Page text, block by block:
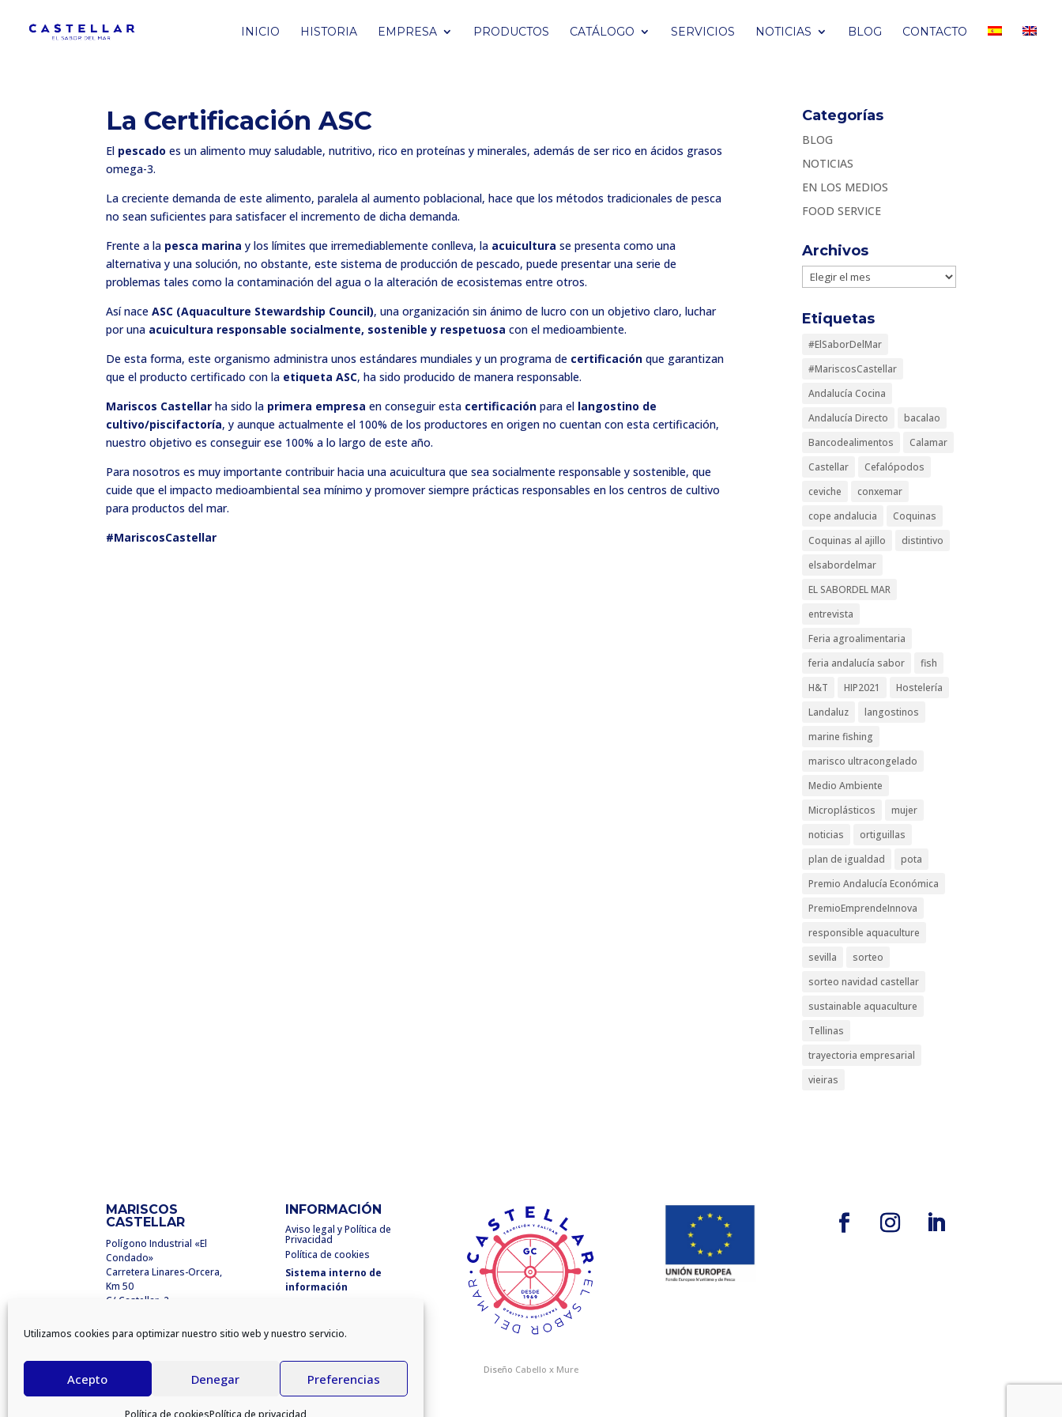
Utilizamos cookies para optimizar nuestro sitio web y nuestro servicio.
Acepto Denegar Preferencias
Política de cookiesPolítica de privacidad
INICIO HISTORIA EMPRESA PRODUCTOS CATÁLOGO SERVICIOS NOTICIAS BLOG CONTACTO
La Certificación ASC
El pescado es un alimento muy saludable, nutritivo, rico en proteínas y minerales, además de ser rico en ácidos grasos
omega-3.
La creciente demanda de este alimento, paralela al aumento poblacional, hace que los métodos tradicionales de pesca
no sean suficientes para satisfacer el incremento de dicha demanda.
Frente a la pesca marina y los límites que irremediablemente conlleva, la acuicultura se presenta como una
alternativa y una solución, no obstante, este sistema de producción de pescado, puede presentar una serie de
problemas tales como la contaminación del agua o la alteración de ecosistemas entre otros.
Así naceASC (Aquaculture Stewardship Council), una organización sin ánimo de lucro con un objetivo claro, luchar
por una acuicultura responsable socialmente, sostenible y respetuosa con el medioambiente.
De esta forma, este organismo administra unos estándares mundiales y un programa de certificación que garantizan
que el producto certificado con la etiqueta ASC, ha sido producido de manera responsable.
Mariscos Castellar ha sido la primera empresa en conseguir esta certificación para el langostino de
cultivo/piscifactoría, y aunque actualmente el 100% de los productores en origen no cuentan con esta certificación,
nuestro objetivo es conseguir ese 100% a lo largo de este año.
Para nosotros es muy importante contribuir hacia una acuicultura que sea socialmente responsable y sostenible, que
cuide que el impacto medioambiental sea mínimo y promover siempre prácticas responsables en los centros de cultivo
para productos del mar.
#MariscosCastellar
Categorías
BLOG
NOTICIAS
EN LOS MEDIOS
FOOD SERVICE
Archivos
Archivos
Etiquetas
#ElSaborDelMar
#MariscosCastellar
Andalucía Cocina
Andalucía Directo
bacalao
Bancodealimentos
Calamar
Castellar
Cefalópodos
ceviche
conxemar
cope andalucia
Coquinas
Coquinas al ajillo
distintivo
elsabordelmar
EL SABORDEL MAR
entrevista
Feria agroalimentaria
feria andalucía sabor
fish
H&T
HIP2021
Hostelería
Landaluz
langostinos
marine fishing
marisco ultracongelado
Medio Ambiente
Microplásticos
mujer
noticias
ortiguillas
plan de igualdad
pota
Premio Andalucía Económica
PremioEmprendeInnova
responsible aquaculture
sevilla
sorteo
sorteo navidad castellar
sustainable aquaculture
Tellinas
trayectoria empresarial
vieiras
MARISCOS
CASTELLAR
Polígono Industrial «El
Condado»
Carretera Linares-Orcera,
Km 50
C/ Castellar, 2
Puerto
(Jaén) España
INFORMACIÓN
Aviso legal y Política de
Privacidad
Política de cookies
Sistema interno de
información
Diseño Cabello x Mure